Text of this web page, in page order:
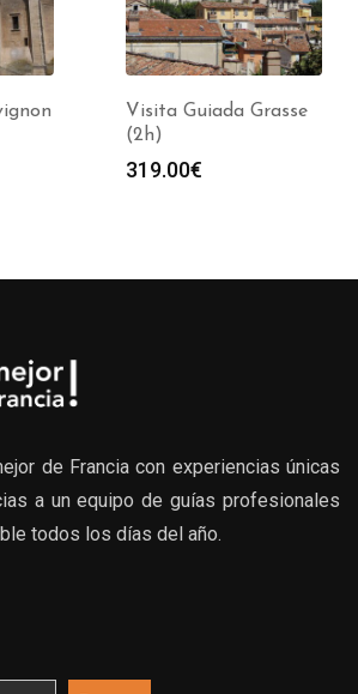
Visita Guiada Grasse
(2h)
319.00€
de Francia con experiencias únicas
a un equipo de guías profesionales
todos los días del año.